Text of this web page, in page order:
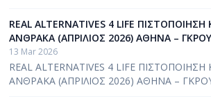
REAL ALTERNATIVES 4 LIFE
ΑΝΘΡΑΚΑ (ΑΠΡΙΛΙΟΣ 2026) ΑΘΗΝΑ –
13 Mar 2026
REAL ALTERNATIVES 4 LIFE
ΑΝΘΡΑΚΑ (ΑΠΡΙΛΙΟΣ 2026) ΑΘΗΝΑ –